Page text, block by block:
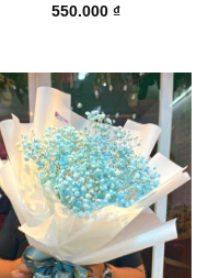
550.000 ₫